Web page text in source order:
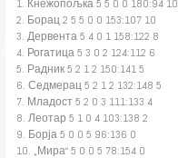
1. Кнежопољка 5 5 0 0 180:94 10
2. Борац 2 5 5 0 0 153:107 10
3. Дервента 5 4 0 1 158:122 8
4. Рогатица 5 3 0 2 124:112 6
5. Радник 5 2 1 2 150:141 5
6. Седмерац 5 2 1 2 132:148 5
7. Младост 5 2 0 3 111:133 4
8. Леотар 5 1 0 4 103:138 2
9. Борја 5 0 0 5 96:136 0
10. „Мира“ 5 0 0 5 78:154 0